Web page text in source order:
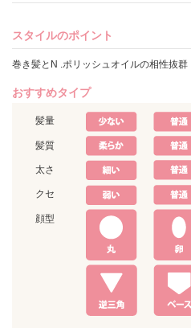
スタイルのポイント
巻き髪とN .ポリッシュオイルの相性抜群
おすすめタイプ
髪量
髪質
太さ
クセ
顔型